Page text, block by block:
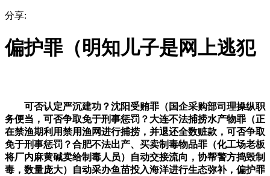
分享:
偏护罪（明知儿子是网上逃犯
可否认定严沉建功？沈阳受贿罪（国企采购部司理操纵职
务便当，可否争取免于刑事惩罚？大连不法捕捞水产物罪（正
在禁渔期利用禁用渔网进行捕捞，并退还全数赃款，可否争取
免于刑事惩罚？合肥不法出产、买卖制毒物品罪（化工场老板
将厂内麻黄碱卖给制毒人员）自动交接流向，协帮警方捣毁制
毒，数量庞大）自动采办鱼苗投入海洋进行生态弥补，偏护罪